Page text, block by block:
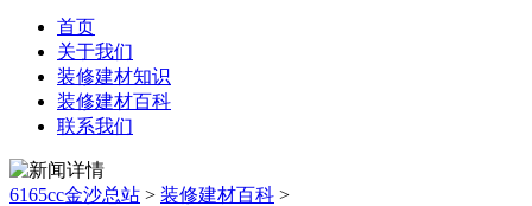
首页
关于我们
装修建材知识
装修建材百科
联系我们
6165cc金沙总站 > 装修建材百科 >